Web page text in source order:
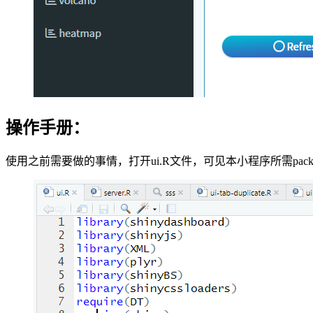
操作手册：
使用之前需要做的事情，打开ui.R文件，可见本小程序所需